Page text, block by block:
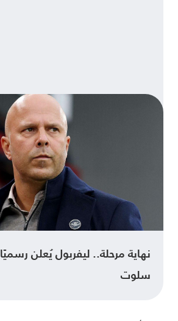
نهاية مرحلة.. ليفربول يُعلن
سلوت